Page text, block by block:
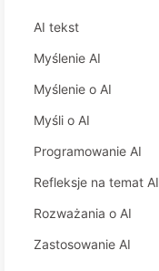
AI tekst
Myślenie AI
Myślenie o AI
Myśli o AI
Programowanie AI
Refleksje na temat AI
Rozważania o AI
Zastosowanie AI